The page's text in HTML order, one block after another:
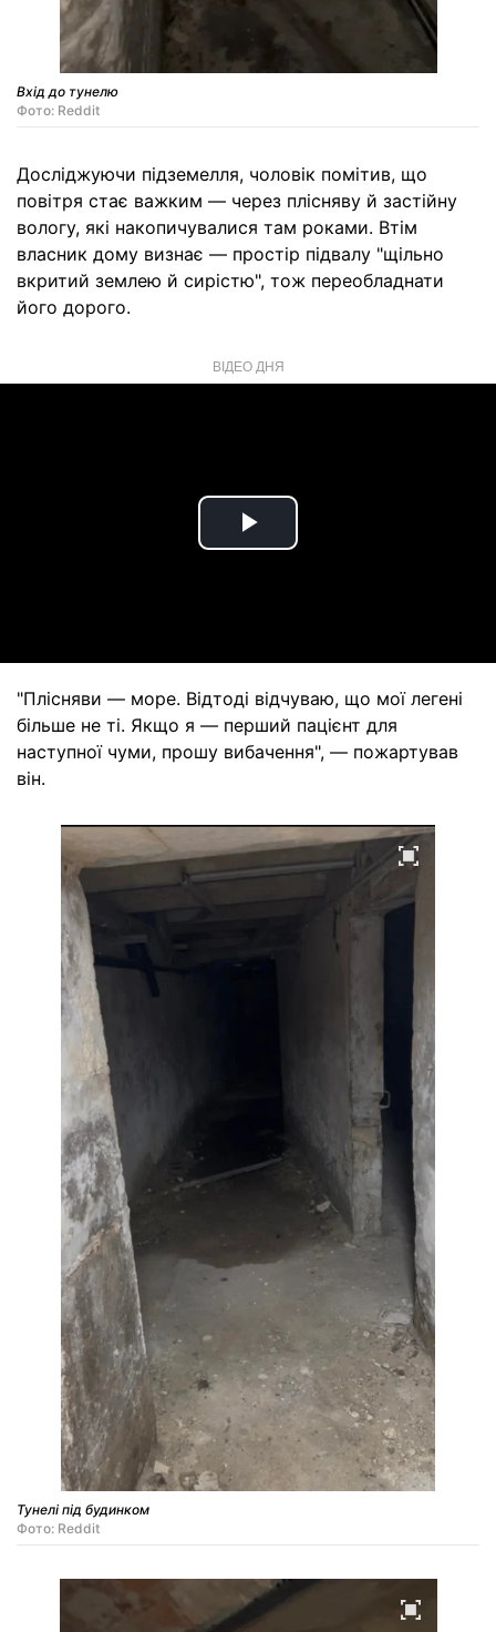
Вхід до тунелю
Фото: Reddit
Досліджуючи підземелля, чоловік помітив, що
повітря стає важким — через плісняву й застійну
вологу, які накопичувалися там роками. Втім
власник дому визнає — простір підвалу "щільно
вкритий землею й сирістю", тож переобладнати
його дорого.
ВІДЕО ДНЯ
Play
"Плісняви — море. Відтоді відчуваю, що мої легені
більше не ті. Якщо я — перший пацієнт для
наступної чуми, прошу вибачення", — пожартував
він.
Тунелі під будинком
Фото: Reddit